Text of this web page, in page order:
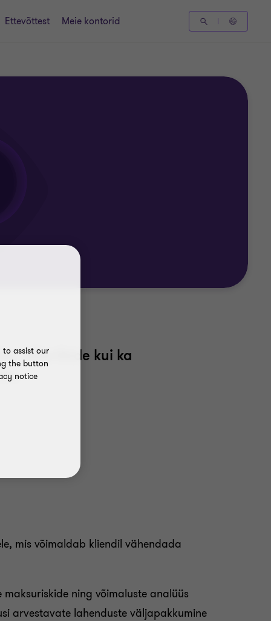
Ettevõttest Meie kontorid
välisriikide kui ka
mis võimaldab kliendil vähendada
ning võimaluste analüüs
arvestavate lahenduste väljapakkumine
to assist our
the button
notice